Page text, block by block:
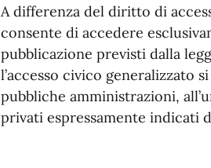
A differenza del diritto di
consente di accedere
pubblicazione previsti dalla
l’accesso civico generalizzato
pubbliche amministrazioni,
privati espressamente indicati